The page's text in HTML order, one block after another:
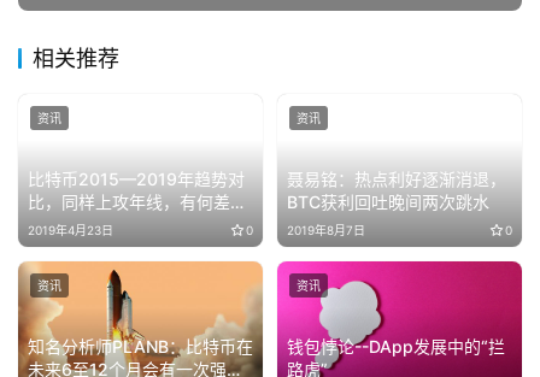
相关推荐
比特币2015—2019年趋势对
比，同样上攻年线，有何差
异？
2019年4月23日 0
资讯
聂易铭：热点利好逐渐消退，
BTC获利回吐晚间两次跳水
2019年8月7日 0
资讯
知名分析师PLANB：比特币在
未来6至12个月会有一次强劲
资讯
钱包悖论--DApp发展中的“拦
路虎”
资讯